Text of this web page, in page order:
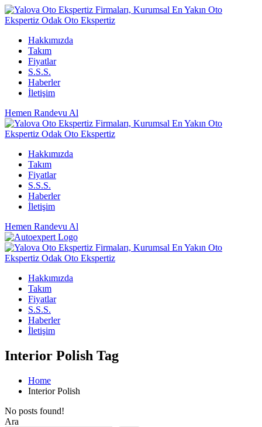
Hakkımızda
Takım
Fiyatlar
S.S.S.
Haberler
İletişim
Hemen Randevu Al
Hakkımızda
Takım
Fiyatlar
S.S.S.
Haberler
İletişim
Hemen Randevu Al
Hakkımızda
Takım
Fiyatlar
S.S.S.
Haberler
İletişim
Interior Polish Tag
Home
Interior Polish
No posts found!
Ara